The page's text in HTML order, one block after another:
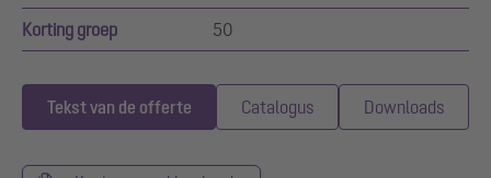
Korting groep 50
Tekst van de offerte Catalogus Downloads